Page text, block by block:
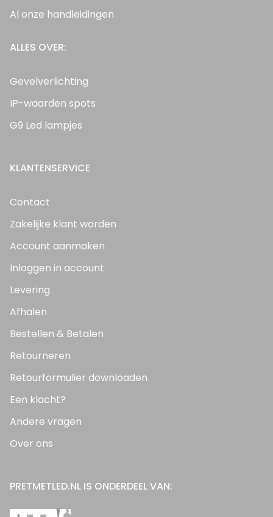
Al onze handleidingen
ALLES OVER:
Gevelverlichting
IP-waarden spots
G9 Led lampjes
KLANTENSERVICE
Contact
Zakelijke klant worden
Account aanmaken
Inloggen in account
Levering
Afhalen
Bestellen & Betalen
Retourneren
Retourformulier downloaden
Een klacht?
Andere vragen
Over ons
PRETMETLED.NL IS ONDERDEEL VAN: